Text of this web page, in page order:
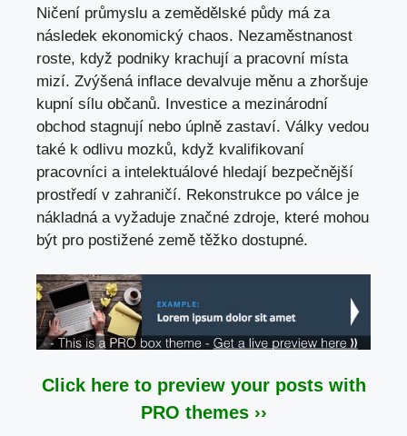
Ničení průmyslu a zemědělské půdy má za
následek ekonomický chaos. Nezaměstnanost
roste, když podniky krachují a pracovní místa
mizí. Zvýšená inflace devalvuje měnu a zhoršuje
kupní sílu občanů. Investice a mezinárodní
obchod stagnují nebo úplně zastaví. Války vedou
také k odlivu mozků, když kvalifikovaní
pracovníci a intelektuálové hledají bezpečnější
prostředí v zahraničí. Rekonstrukce po válce je
nákladná a vyžaduje značné zdroje, které mohou
být pro postižené země těžko dostupné.
Click here to preview your posts with
PRO themes ››